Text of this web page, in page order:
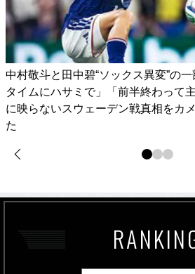
中村敬斗と田中碧“ソックス異変”の
タイムにハサミで」「前半終わって
に映らないスウェーデン戦真相をカ
た